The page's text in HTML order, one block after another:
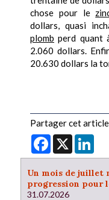
chose pour le
dollars, quasi
plomb perd quant
2.060 dollars.
20.630 dollars la
Partager cet
Facebook
X
Un mois de juillet
progression pour
31.07.2026